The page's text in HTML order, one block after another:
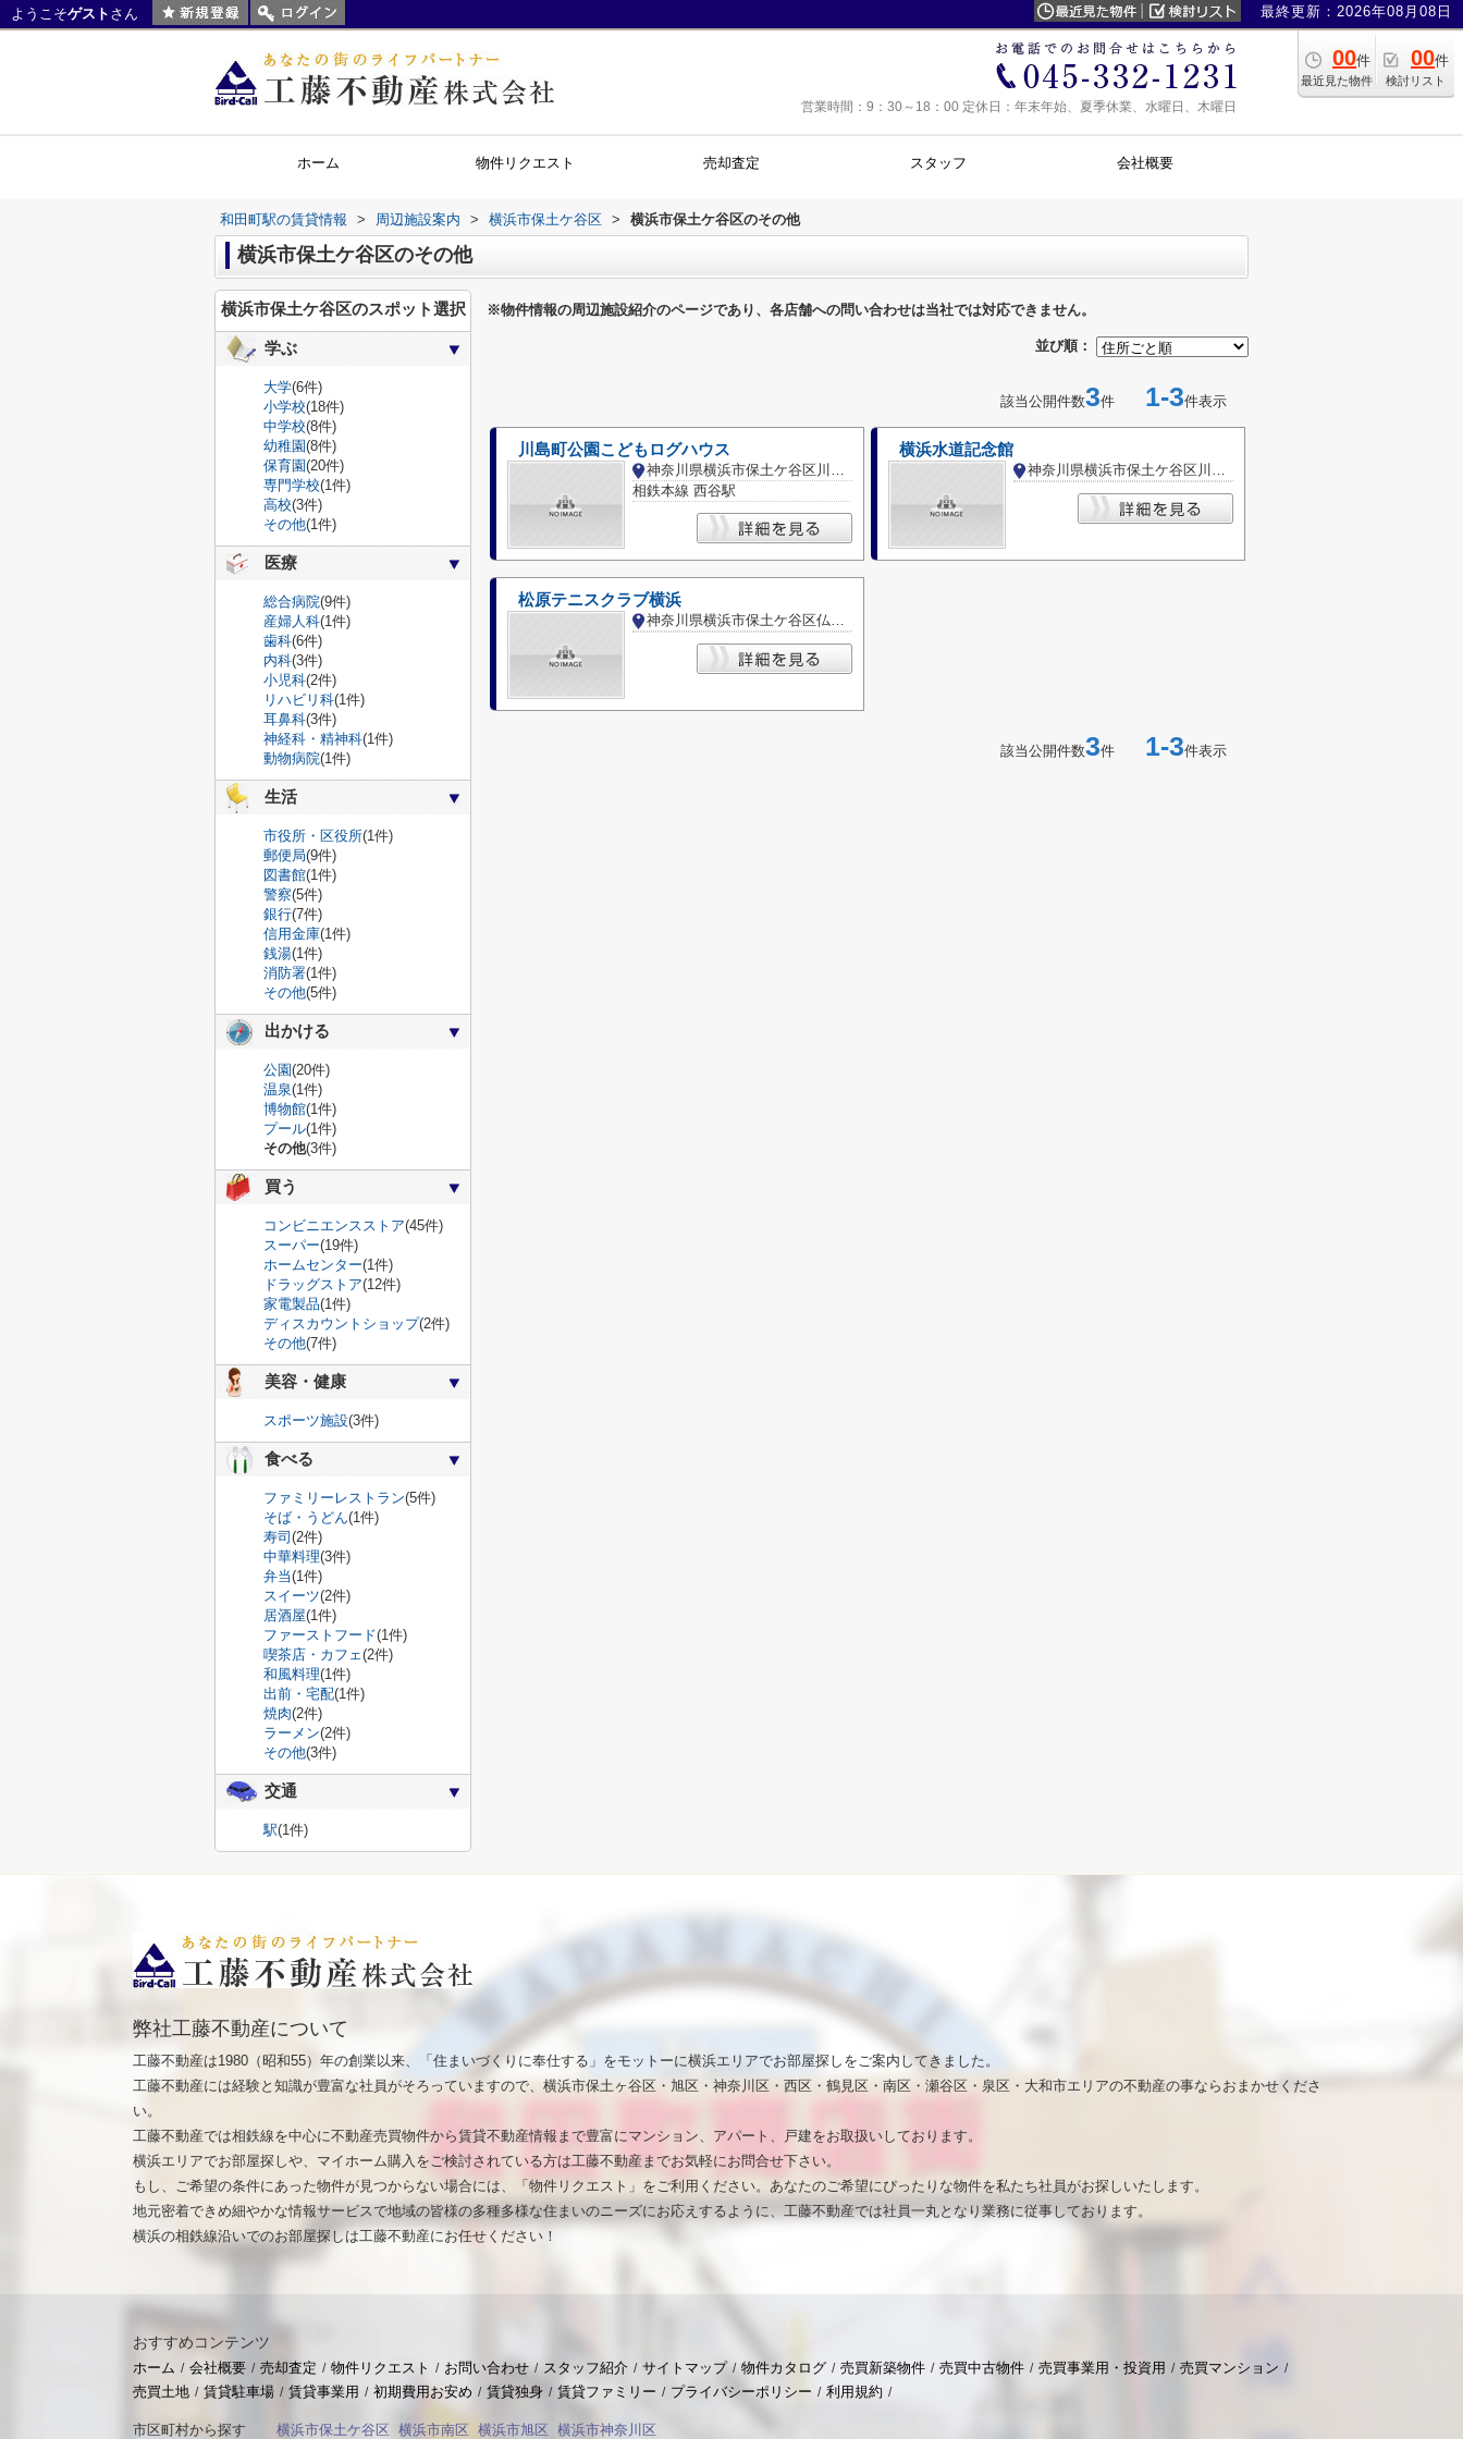
ようこそゲスト さん 最終更新：2026年08月08日
00件
最近見た物件
00件
検討リスト
営業時間：9：30～18：00 定休日：年末年始、夏季休業、水曜日、木曜日
ホーム 物件リクエスト 売却査定 スタッフ 会社概要
和田町駅の賃貸情報 > 周辺施設案内 > 横浜市保土ケ谷区 > 横浜市保土ケ谷区のその他
横浜市保土ケ谷区のその他
※物件情報の周辺施設紹介のページであり、各店舗への問い合わせは当社では対応できません。
並び順：
該当公開件数3件 1-3件表示
川島町公園こどもログハウス
神奈川県横浜市保土ケ谷区川島町
相鉄本線 西谷駅
横浜水道記念館
神奈川県横浜市保土ケ谷区川島町
松原テニスクラブ横浜
神奈川県横浜市保土ケ谷区仏向西
該当公開件数3件 1-3件表示
横浜市保土ケ谷区のスポット選択
学ぶ
大学(6件)
小学校(18件)
中学校(8件)
幼稚園(8件)
保育園(20件)
専門学校(1件)
高校(3件)
その他(1件)
医療
総合病院(9件)
産婦人科(1件)
歯科(6件)
内科(3件)
小児科(2件)
リハビリ科(1件)
耳鼻科(3件)
神経科・精神科(1件)
動物病院(1件)
生活
市役所・区役所(1件)
郵便局(9件)
図書館(1件)
警察(5件)
銀行(7件)
信用金庫(1件)
銭湯(1件)
消防署(1件)
その他(5件)
出かける
公園(20件)
温泉(1件)
博物館(1件)
プール(1件)
その他(3件)
買う
コンビニエンスストア(45件)
スーパー(19件)
ホームセンター(1件)
ドラッグストア(12件)
家電製品(1件)
ディスカウントショップ(2件)
その他(7件)
美容・健康
スポーツ施設(3件)
食べる
ファミリーレストラン(5件)
そば・うどん(1件)
寿司 (2件)
中華料理(3件)
弁当(1件)
スイーツ(2件)
居酒屋(1件)
ファーストフード(1件)
喫茶店・カフェ(2件)
和風料理(1件)
出前・宅配(1件)
焼肉(2件)
ラーメン(2件)
その他(3件)
交通
駅(1件)
弊社工藤不動産について
工藤不動産は1980（昭和55）年の創業以来、「住まいづくりに奉仕する」をモットーに横浜エリアでお部屋探しをご案内してきました。
工藤不動産には経験と知識が豊富な社員がそろっていますので、横浜市保土ヶ谷区・旭区・神奈川区・西区・鶴見区・南区・瀬谷区・泉区・大和市エリアの不動産の事ならおまかせくださ
い。
工藤不動産では相鉄線を中心に不動産売買物件から賃貸不動産情報まで豊富にマンション、アパート、戸建をお取扱いしております。
横浜エリアでお部屋探しや、マイホーム購入をご検討されている方は工藤不動産までお気軽にお問合せ下さい。
もし、ご希望の条件にあった物件が見つからない場合には、「物件リクエスト」をご利用ください。あなたのご希望にぴったりな物件を私たち社員がお探しいたします。
地元密着できめ細やかな情報サービスで地域の皆様の多種多様な住まいのニーズにお応えするように、工藤不動産では社員一丸となり業務に従事しております。
横浜の相鉄線沿いでのお部屋探しは工藤不動産にお任せください！
おすすめコンテンツ
ホーム 会社概要 売却査定 物件リクエスト お問い合わせ スタッフ紹介 サイトマップ 物件カタログ 売買新築物件 売買中古物件 売買事業用・投資用
売買マンション
売買土地
賃貸駐車場 賃貸事業用 初期費用お安め 賃貸独身 賃貸ファミリー プライバシーポリシー 利用規約
市区町村から探す 横浜市保土ケ谷区 横浜市南区 横浜市旭区 横浜市神奈川区